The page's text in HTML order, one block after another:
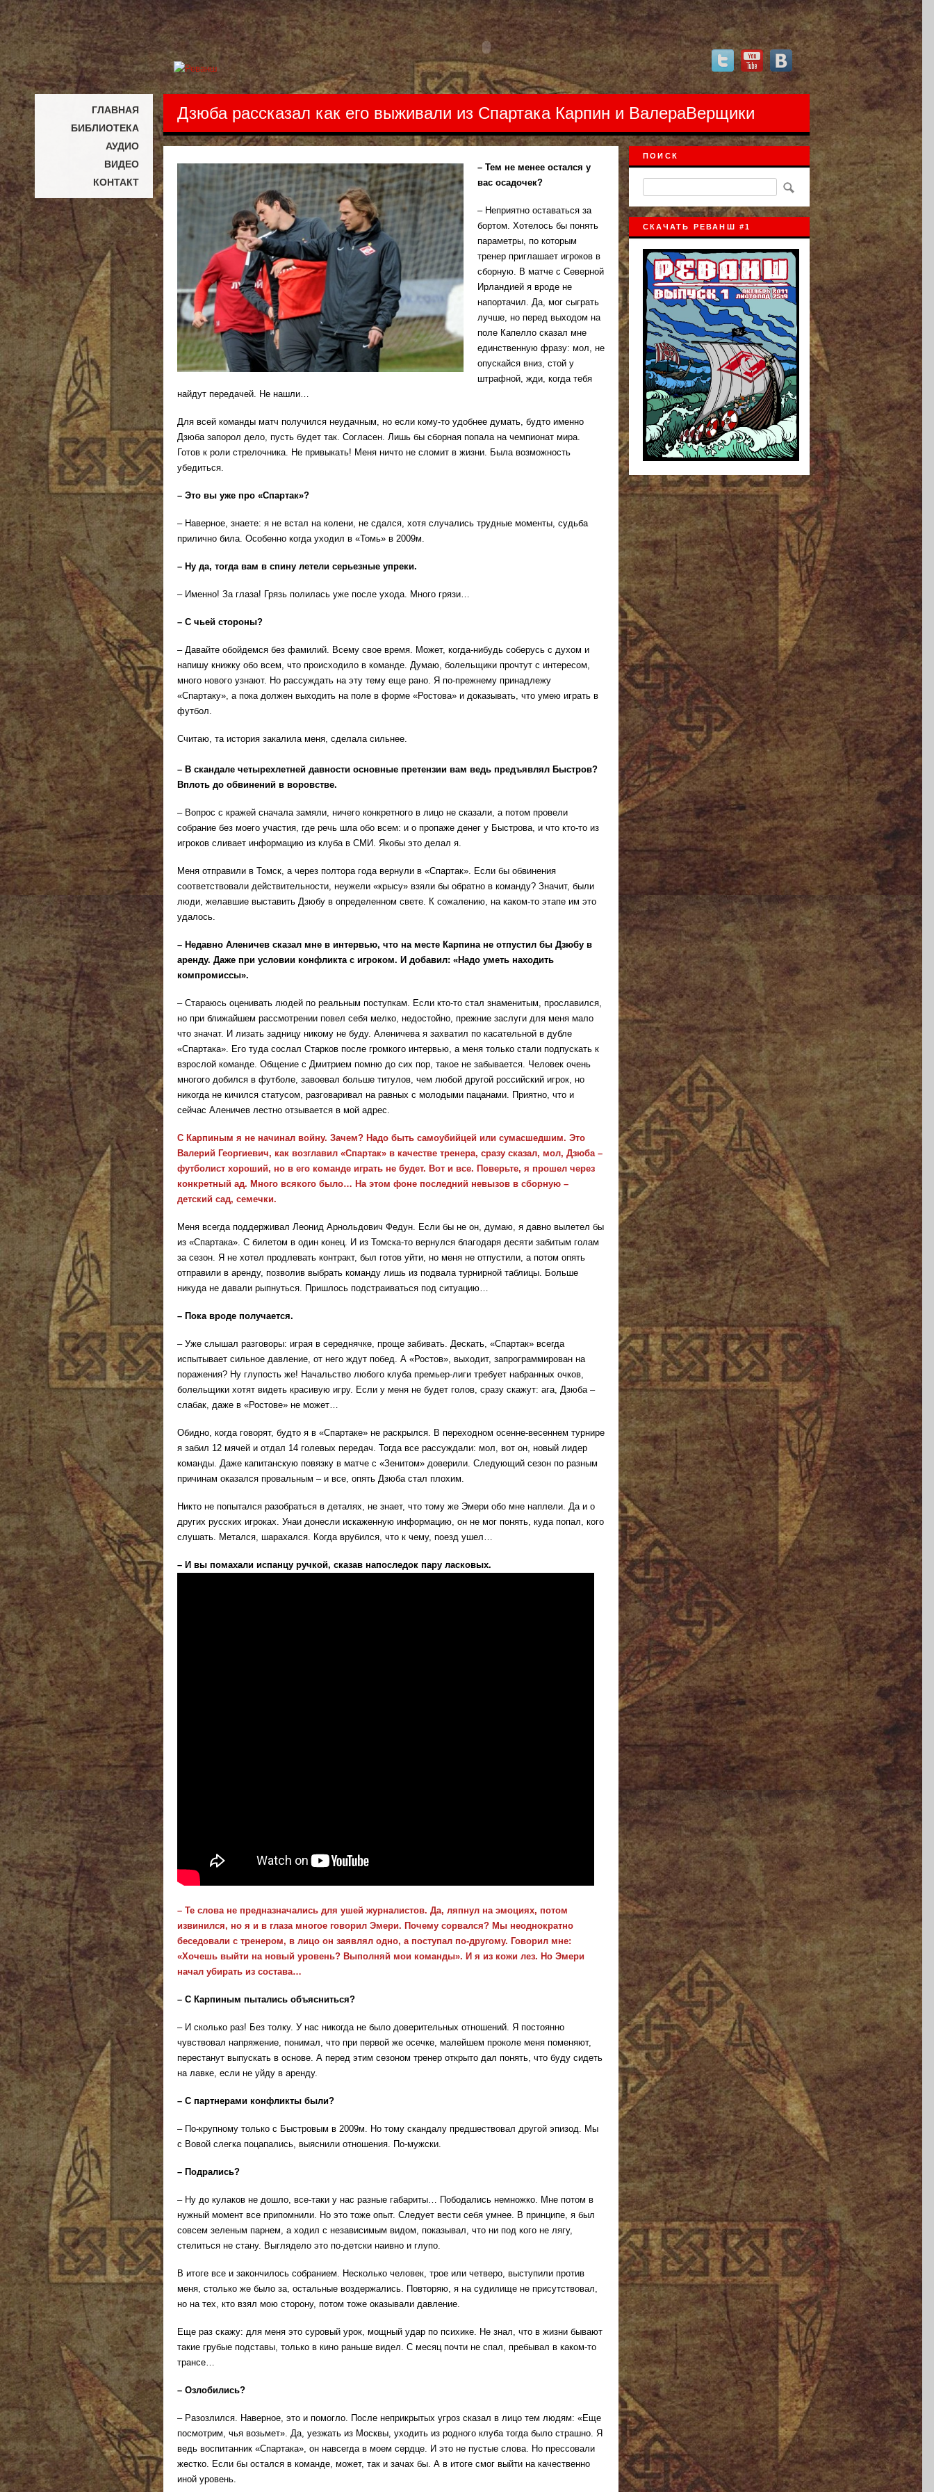
ГЛАВНАЯ
БИБЛИОТЕКА
АУДИО
ВИДЕО
КОНТАКТ
Дзюба рассказал как его выживали из Спартака Карпин и ВалераВерщики
– Тем не менее остался у
вас осадочек?
– Неприятно оставаться за
бортом. Хотелось бы понять
параметры, по которым
тренер приглашает игроков в
сборную. В матче с Северной
Ирландией я вроде не
напортачил. Да, мог сыграть
лучше, но перед выходом на
поле Капелло сказал мне
единственную фразу: мол, не
опускайся вниз, стой у
штрафной, жди, когда тебя
найдут передачей. Не нашли…
Для всей команды матч получился неудачным, но если кому-то удобнее думать, будто именно
Дзюба запорол дело, пусть будет так. Согласен. Лишь бы сборная попала на чемпионат мира.
Готов к роли стрелочника. Не привыкать! Меня ничто не сломит в жизни. Была возможность
убедиться.
– Это вы уже про «Спартак»?
– Наверное, знаете: я не встал на колени, не сдался, хотя случались трудные моменты, судьба
прилично била. Особенно когда уходил в «Томь» в 2009м.
– Ну да, тогда вам в спину летели серьезные упреки.
– Именно! За глаза! Грязь полилась уже после ухода. Много грязи…
– С чьей стороны?
– Давайте обойдемся без фамилий. Всему свое время. Может, когда-нибудь соберусь с духом и
напишу книжку обо всем, что происходило в команде. Думаю, болельщики прочтут с интересом,
много нового узнают. Но рассуждать на эту тему еще рано. Я по-прежнему принадлежу
«Спартаку», а пока должен выходить на поле в форме «Ростова» и доказывать, что умею играть в
футбол.
Считаю, та история закалила меня, сделала сильнее.
– В скандале четырехлетней давности основные претензии вам ведь предъявлял Быстров?
Вплоть до обвинений в воровстве.
– Вопрос с кражей сначала замяли, ничего конкретного в лицо не сказали, а потом провели
собрание без моего участия, где речь шла обо всем: и о пропаже денег у Быстрова, и что кто-то из
игроков сливает информацию из клуба в СМИ. Якобы это делал я.
Меня отправили в Томск, а через полтора года вернули в «Спартак». Если бы обвинения
соответствовали действительности, неужели «крысу» взяли бы обратно в команду? Значит, были
люди, желавшие выставить Дзюбу в определенном свете. К сожалению, на каком-то этапе им это
удалось.
– Недавно Аленичев сказал мне в интервью, что на месте Карпина не отпустил бы Дзюбу в
аренду. Даже при условии конфликта с игроком. И добавил: «Надо уметь находить
компромиссы».
– Стараюсь оценивать людей по реальным поступкам. Если кто-то стал знаменитым, прославился,
но при ближайшем рассмотрении повел себя мелко, недостойно, прежние заслуги для меня мало
что значат. И лизать задницу никому не буду. Аленичева я захватил по касательной в дубле
«Спартака». Его туда сослал Старков после громкого интервью, а меня только стали подпускать к
взрослой команде. Общение с Дмитрием помню до сих пор, такое не забывается. Человек очень
многого добился в футболе, завоевал больше титулов, чем любой другой российский игрок, но
никогда не кичился статусом, разговаривал на равных с молодыми пацанами. Приятно, что и
сейчас Аленичев лестно отзывается в мой адрес.
С Карпиным я не начинал войну. Зачем? Надо быть самоубийцей или сумасшедшим. Это
Валерий Георгиевич, как возглавил «Спартак» в качестве тренера, сразу сказал, мол, Дзюба –
футболист хороший, но в его команде играть не будет. Вот и все. Поверьте, я прошел через
конкретный ад. Много всякого было… На этом фоне последний невызов в сборную –
детский сад, семечки.
Меня всегда поддерживал Леонид Арнольдович Федун. Если бы не он, думаю, я давно вылетел бы
из «Спартака». С билетом в один конец. И из Томска-то вернулся благодаря десяти забитым голам
за сезон. Я не хотел продлевать контракт, был готов уйти, но меня не отпустили, а потом опять
отправили в аренду, позволив выбрать команду лишь из подвала турнирной таблицы. Больше
никуда не давали рыпнуться. Пришлось подстраиваться под ситуацию…
– Пока вроде получается.
– Уже слышал разговоры: играя в середнячке, проще забивать. Дескать, «Спартак» всегда
испытывает сильное давление, от него ждут побед. А «Ростов», выходит, запрограммирован на
поражения? Ну глупость же! Начальство любого клуба премьер-лиги требует набранных очков,
болельщики хотят видеть красивую игру. Если у меня не будет голов, сразу скажут: ага, Дзюба –
слабак, даже в «Ростове» не может…
Обидно, когда говорят, будто я в «Спартаке» не раскрылся. В переходном осенне-весеннем турнире
я забил 12 мячей и отдал 14 голевых передач. Тогда все рассуждали: мол, вот он, новый лидер
команды. Даже капитанскую повязку в матче с «Зенитом» доверили. Следующий сезон по разным
причинам оказался провальным – и все, опять Дзюба стал плохим.
Никто не попытался разобраться в деталях, не знает, что тому же Эмери обо мне наплели. Да и о
других русских игроках. Унаи донесли искаженную информацию, он не мог понять, куда попал, кого
слушать. Метался, шарахался. Когда врубился, что к чему, поезд ушел…
– И вы помахали испанцу ручкой, сказав напоследок пару ласковых.
– Те слова не предназначались для ушей журналистов. Да, ляпнул на эмоциях, потом
извинился, но я и в глаза многое говорил Эмери. Почему сорвался? Мы неоднократно
беседовали с тренером, в лицо он заявлял одно, а поступал по-другому. Говорил мне:
«Хочешь выйти на новый уровень? Выполняй мои команды». И я из кожи лез. Но Эмери
начал убирать из состава…
– С Карпиным пытались объясниться?
– И сколько раз! Без толку. У нас никогда не было доверительных отношений. Я постоянно
чувствовал напряжение, понимал, что при первой же осечке, малейшем проколе меня поменяют,
перестанут выпускать в основе. А перед этим сезоном тренер открыто дал понять, что буду сидеть
на лавке, если не уйду в аренду.
– С партнерами конфликты были?
– По-крупному только с Быстровым в 2009м. Но тому скандалу предшествовал другой эпизод. Мы
с Вовой слегка поцапались, выяснили отношения. По-мужски.
– Подрались?
– Ну до кулаков не дошло, все-таки у нас разные габариты… Пободались немножко. Мне потом в
нужный момент все припомнили. Но это тоже опыт. Следует вести себя умнее. В принципе, я был
совсем зеленым парнем, а ходил с независимым видом, показывал, что ни под кого не лягу,
стелиться не стану. Выглядело это по-детски наивно и глупо.
В итоге все и закончилось собранием. Несколько человек, трое или четверо, выступили против
меня, столько же было за, остальные воздержались. Повторяю, я на судилище не присутствовал,
но на тех, кто взял мою сторону, потом тоже оказывали давление.
Еще раз скажу: для меня это суровый урок, мощный удар по психике. Не знал, что в жизни бывают
такие грубые подставы, только в кино раньше видел. С месяц почти не спал, пребывал в каком-то
трансе…
– Озлобились?
– Разозлился. Наверное, это и помогло. После неприкрытых угроз сказал в лицо тем людям: «Еще
посмотрим, чья возьмет». Да, уезжать из Москвы, уходить из родного клуба тогда было страшно. Я
ведь воспитанник «Спартака», он навсегда в моем сердце. И это не пустые слова. Но прессовали
жестко. Если бы остался в команде, может, так и зачах бы. А в итоге смог выйти на качественно
иной уровень.
ПОИСК
СКАЧАТЬ РЕВАНШ #1